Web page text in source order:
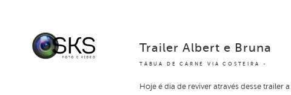
TÁBUA DE CARNE VIA COSTEIRA
Trailer Albert e Bruna
Hoje é dia de reviver através desse trailer